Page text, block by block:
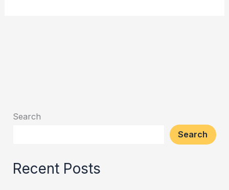
Search
Search
Recent Posts